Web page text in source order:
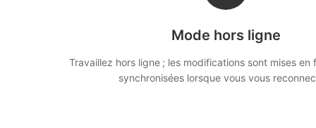
Mode hors ligne
Travaillez hors ligne ; les modifications sont mises en
synchronisées lorsque vous vous